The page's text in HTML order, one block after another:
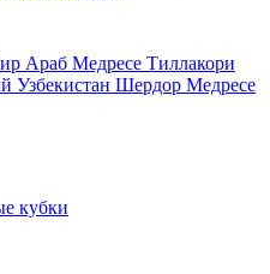
Араб Медресе Тиллакори
Узбекистан Шердор Медресе
кубки